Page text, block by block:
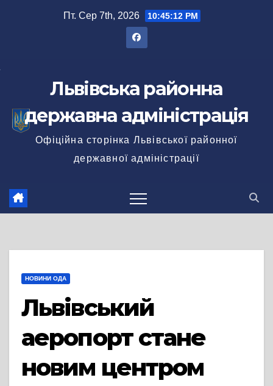
Пт. Сер 7th, 2026 10:45:12 PM
Львівська районна
державна адміністрація
Офіційна сторінка Львівської районної
державної адміністрації
НОВИНИ ОДА
Львівський
аеропорт стане
новим центром